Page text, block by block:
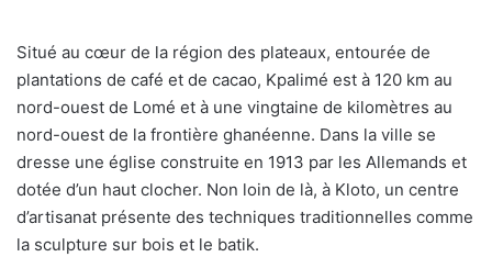
Situé au cœur de la région des plateaux, entourée de
plantations de café et de cacao, Kpalimé est à 120 km au
nord-ouest de Lomé et à une vingtaine de kilomètres au
nord-ouest de la frontière ghanéenne. Dans la ville se
dresse une église construite en 1913 par les Allemands et
dotée d’un haut clocher. Non loin de là, à Kloto, un centre
d’artisanat présente des techniques traditionnelles comme
la sculpture sur bois et le batik.